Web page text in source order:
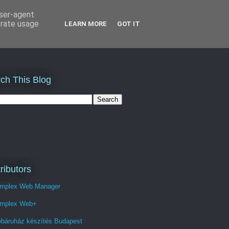
This Blog
Web Manager
Web+
készítés Budapest
agent
usage
LEARN MORE GOT IT